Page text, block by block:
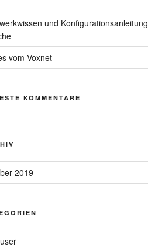
und Konfigurationsanleitung
vom Voxnet
KOMMENTARE
2019